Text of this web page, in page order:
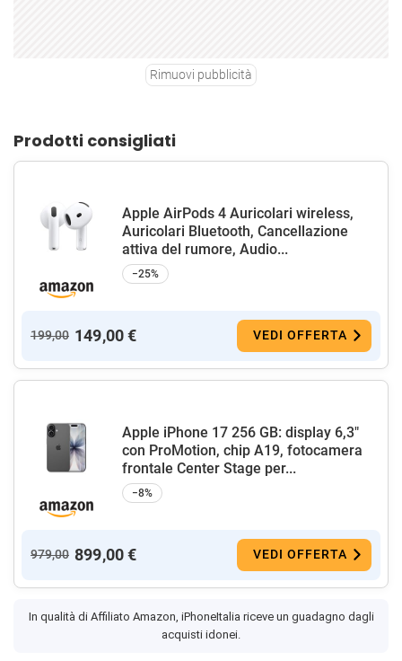
Rimuovi pubblicità
Prodotti consigliati
Apple AirPods 4 Auricolari wireless,
Auricolari Bluetooth, Cancellazione
attiva del rumore, Audio...
−25%
199,00 149,00 € VEDI OFFERTA
Apple iPhone 17 256 GB: display 6,3"
con ProMotion, chip A19, fotocamera
frontale Center Stage per...
−8%
979,00 899,00 € VEDI OFFERTA
In qualità di Affiliato Amazon, iPhoneItalia riceve un guadagno dagli
acquisti idonei.